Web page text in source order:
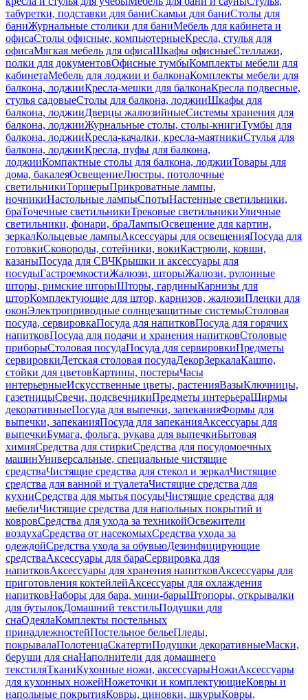
табуретки, подставки для баниСкамьи для баниСтолы для
баниЖурнальные столики для баниМебель для кабинета и
офисаСтолы офисные, компьютерныеКресла, стулья для
офисаМягкая мебель для офисаШкафы офисныеСтеллажи,
полки для документовОфисные тумбыКомплекты мебели для
кабинетаМебель для лоджии и балконаКомплекты мебели для
балкона, лоджииКресла-мешки для балконаКресла подвесные,
стулья садовыеСтолы для балкона, лоджииШкафы для
балкона, лоджииДверцы жалюзийныеСистемы хранения для
балкона, лоджииЖурнальные столы, столы-книгиТумбы для
балкона, лоджииКресла-качалки, кресла-маятникиСтулья для
балкона, лоджииКресла, пуфы для балкона,
лоджииКомпактные столы для балкона, лоджииТовары для
дома, бакалеяОсвещениеЛюстры, потолочные
светильникиТоршерыПрикроватные лампы,
ночникиНастольные лампыСпотыНастенные светильники,
браТочечные светильникиТрековые светильникиУличные
светильники, фонари, браЛампыОсвещение для картин,
зеркалКольцевые лампыАксессуары для освещенияПосуда для
готовкиСковороды, сотейники, вокиКастрюли, ковши,
казаныПосуда для СВЧКрышки и аксессуары для
посудыГастроемкостиЖалюзи, шторыЖалюзи, рулонные
шторы, римские шторыШторы, гардиныКарнизы для
шторКомплектующие для штор, карнизов, жалюзиПленки для
оконЭлектроприводные солнцезащитные системыСтоловая
посуда, сервировкаПосуда для напитковПосуда для горячих
напитковПосуда для подачи и хранения напитковСтоловые
приборыСтоловая посудаПосуда для сервировкиПредметы
сервировкиДетская столовая посудаДекорЗеркалаКашпо,
стойки для цветовКартины, постерыЧасы
интерьерныеИскусственные цветы, растенияВазыКлючницы,
газетницыСвечи, подсвечникиПредметы интерьераШирмы
декоративныеПосуда для выпечки, запеканияФормы для
выпечки, запеканияПосуда для запеканияАксессуары для
выпечкиБумага, фольга, рукава для выпечкиБытовая
химияСредства для стиркиСредства для посудомоечных
машинУниверсальные, специальные чистящие
средстваЧистящие средства для стекол и зеркалЧистящие
средства для ванной и туалетаЧистящие средства для
кухниСредства для мытья посудыЧистящие средства для
мебелиЧистящие средства для напольных покрытий и
ковровСредства для ухода за техникойОсвежители
воздухаСредства от насекомыхСредства ухода за
одеждойСредства ухода за обувьюДезинфицирующие
средстваАксессуары для бараСервировка для
напитковАксессуары для хранения напитковАксессуары для
приготовления коктейлейАксессуары для охлаждения
напитковНаборы для бара, мини-барыШтопоры, открывалки
для бутылокДомашний текстильПодушки для
снаОдеялаКомплекты постельных
принадлежностейПостельное бельеПледы,
покрывалаПолотенцаСкатертиПодушки декоративныеМаски,
беруши для снаНаполнители для домашнего
текстиляТканиКухонные ножи, аксессуарыНожиАксессуары
для кухонных ножейНожеточки и комплектующиеКовры и
напольные покрытияКовры, циновки, шкурыКовры,